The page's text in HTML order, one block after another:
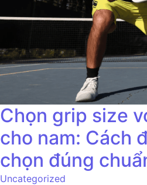
Chọn grip size
cho nam: Cách
chọn đúng
Uncategorized